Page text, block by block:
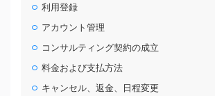
利用登録
アカウント管理
コンサルティング契約の成立
料金および支払方法
キャンセル、返金、日程変更